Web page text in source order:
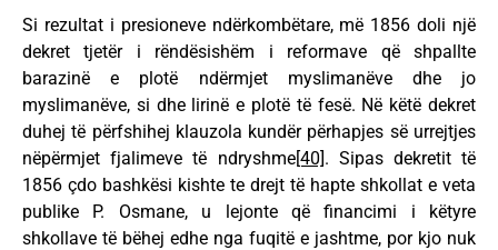
Si rezultat i presioneve ndërkombëtare, më 1856 doli një
dekret tjetër i rëndësishëm i reformave që shpallte
barazinë e plotë ndërmjet myslimanëve dhe jo
myslimanëve, si dhe lirinë e plotë të fesë. Në këtë dekret
duhej të përfshihej klauzola kundër përhapjes së urrejtjes
nëpërmjet fjalimeve të ndryshme[40]. Sipas dekretit të
1856 çdo bashkësi kishte te drejt të hapte shkollat e veta
publike P. Osmane, u lejonte që financimi i këtyre
shkollave të bëhej edhe nga fuqitë e jashtme, por kjo nuk